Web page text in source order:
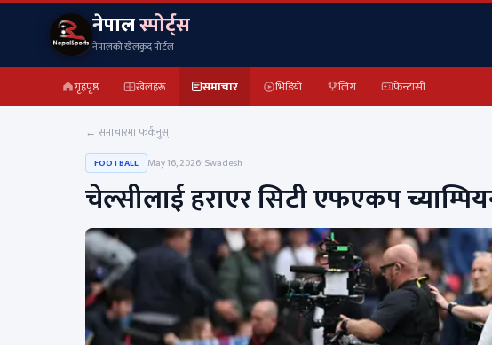
नेपालस्पोर्ट्स
नेपालको खेलकुद पोर्टल
गृहपृष्ठ खेलहरू समाचार भिडियो लिग फेन्टासी
← समाचारमा फर्कनुस्
FOOTBALL May 16, 2026· Swadesh
चेल्सीलाई हराएर सिटी एफएकप